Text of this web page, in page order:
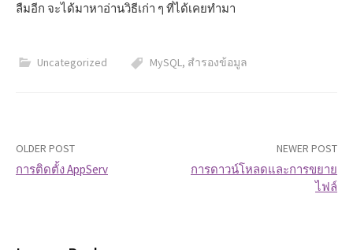
ลืมอีก จะได้มาหาอ่านวิธีเก่า ๆ ที่ได้เคยทำมา
Uncategorized MySQL, สำรองข้อมูล
OLDER POST
การติดตั้ง AppServ
NEWER POST
การดาวน์โหลดและการขยาย
ไฟล์